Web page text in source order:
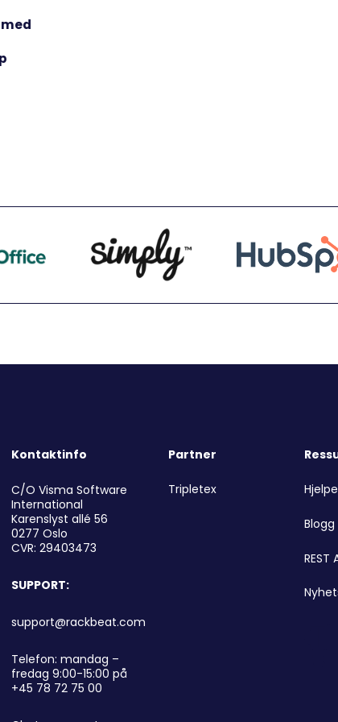
Kontaktinfo
C/O Visma Software
International
Karenslyst allé 56
0277 Oslo
CVR: 29403473
SUPPORT:
support@rackbeat.com
Telefon: mandag –
fredag 9:00-15:00 på
+45 78 72 75 00
Partner
Tripletex
Blogg
REST